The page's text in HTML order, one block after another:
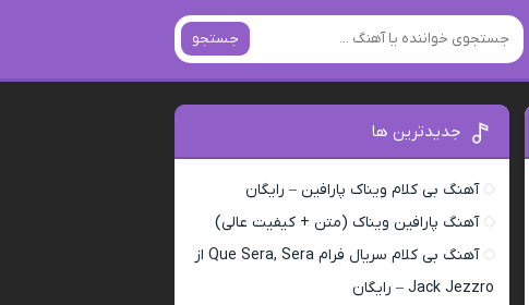
جستجو
جدیدترین ها
آهنگ بی کلام ویناک پارافین – رایگان
آهنگ پارافین ویناک (متن + کیفیت عالی)
آهنگ بی کلام سریال فرام Que Sera, Sera از
Jack Jezzro – رایگان